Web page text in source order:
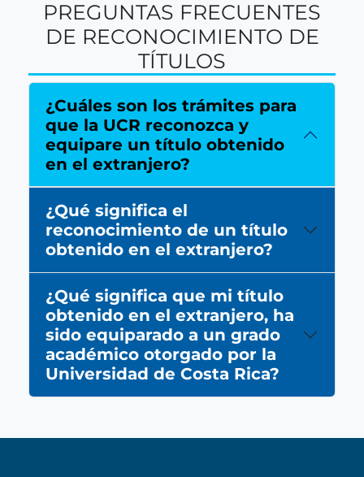
PREGUNTAS FRECUENTES
DE RECONOCIMIENTO DE
TÍTULOS
¿Cuáles son los trámites para
que la UCR reconozca y
equipare un título obtenido
en el extranjero?
¿Qué significa el
reconocimiento de un título
obtenido en el extranjero?
¿Qué significa que mi título
obtenido en el extranjero, ha
sido equiparado a un grado
académico otorgado por la
Universidad de Costa Rica?